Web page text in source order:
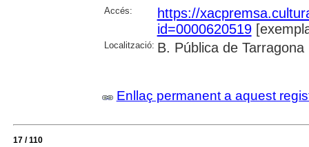
Accés:
https://
id=0000620519
Localització: B. Pública de Tarragona
Enllaç permanent a aquest
17 / 110